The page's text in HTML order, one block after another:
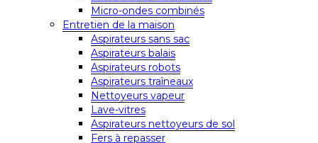
Micro-ondes combinés
Entretien de la maison
Aspirateurs sans sac
Aspirateurs balais
Aspirateurs robots
Aspirateurs traîneaux
Nettoyeurs vapeur
Lave-vitres
Aspirateurs nettoyeurs de sol
Fers à repasser